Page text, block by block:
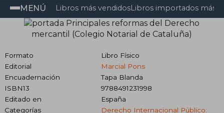
MENÚ Libros más vendidosLibros importados más
Formato
Libro Físico
Editorial
Marcial Pons
Encuadernación
Tapa Blanda
ISBN13
9788491231998
Editado en
España
Categorías
Derecho Internacional Público: